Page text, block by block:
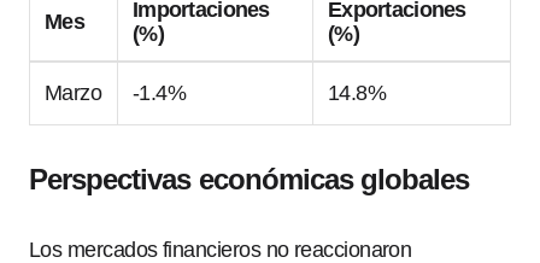
Mes
Importaciones
(%)
Exportaciones
(%)
Marzo -1.4% 14.8%
Perspectivas económicas globales
Los mercados financieros no reaccionaron